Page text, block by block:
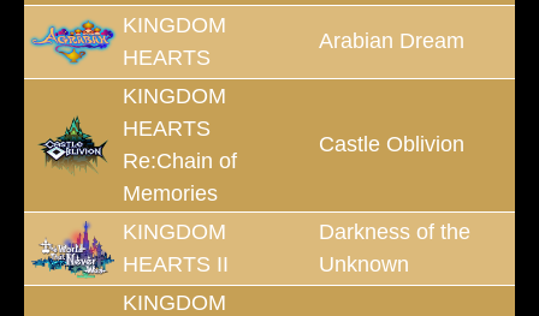
KINGDOM
HEARTS
Arabian Dream
KINGDOM
HEARTS
Re:Chain of
Memories
Castle Oblivion
KINGDOM
HEARTS II
Darkness of the
Unknown
KINGDOM